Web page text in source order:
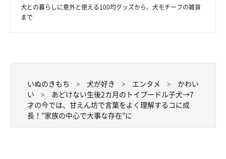
ぬいぐるみと一緒に寝るチャイくん
@chocochai_tp
飼い主さん：
家族の中心で、とても大事な存在です。
ばかりだと思っていたのに、あっという間に7才になってしまい
犬との暮らしに意外と使える100均グッズから、犬モチーフの雑貨
まで
いぬのきもち 犬が好き エンタメ
かわい
い
あどけない生後2カ月のトイプードル子犬→7
才の今では、甘えん坊で言葉をよく理解するコに成
長！”家族の中心で大事な存在”に